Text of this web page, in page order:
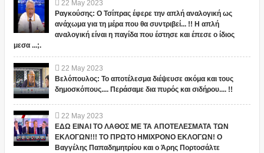
22 May 2023
Ραγκούσης: Ο Τσίπρας έφερε την απλή αναλογική ως
ανάχωμα για τη μέρα που θα συντριβεί... !! Η απλή
αναλογική είναι η παγίδα που έστησε και έπεσε ο ίδιος
μεσα ...;.
22 May 2023
Βελόπουλος: Το αποτέλεσμα διέψευσε ακόμα και τους
δημοσκόπους.... Περάσαμε δια πυρός και σιδήρου.... !!
22 May 2023
ΕΔΩ ΕΙΝΑΙ ΤΟ ΛΑΘΟΣ ΜΕ ΤΑ ΑΠΟΤΕΛΕΣΜΑΤΑ ΤΩΝ
ΕΚΛΟΓΩΝ!!! ΤΟ ΠΡΩΤΟ ΗΜΙΧΡΟΝΟ ΕΚΛΟΓΩΝ! Ο
Βαγγέλης Παπαδημητρίου και ο Άρης Πορτοσάλτε